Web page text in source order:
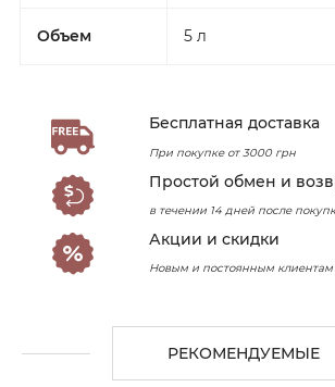
Объем 5 л
Бесплатная доставка
При покупке от 3000 грн
Простой обмен и
в течении 14 дней после
Акции и скидки
Новым и постоянным клиентам
РЕКОМЕНДУЕМЫЕ